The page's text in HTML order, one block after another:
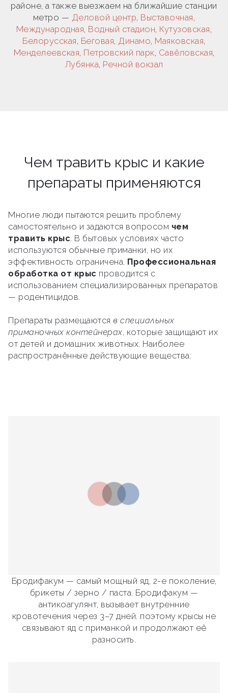
районе, а также выезжаем на ближайшие станции
метро — Деловой центр, Выставочная,
Международная, Водный стадион, Кутузовская,
Белорусская, Беговая, Динамо, Маяковская,
Менделеевская, Петровский парк, Савёловская,
Лубянка, Речной вокзал
Чем травить крыс и какие
препараты применяются
Многие люди пытаются решить проблему
самостоятельно и задаются вопросом чем
травить крыс. В бытовых условиях часто
используются обычные приманки, но их
эффективность ограничена. Профессиональная
обработка от крыс проводится с
использованием специализированных препаратов
— родентицидов.
Препараты размещаются в специальных
приманочных контейнерах, которые защищают их
от детей и домашних животных. Наиболее
распространённые действующие вещества:
Бродифакум — самый мощный яд, 2-е поколение,
брикеты / зерно / паста. Бродифакум —
антикоагулянт, вызывает внутренние
кровотечения через 3–7 дней. поэтому крысы не
связывают яд с приманкой и продолжают её
разносить.